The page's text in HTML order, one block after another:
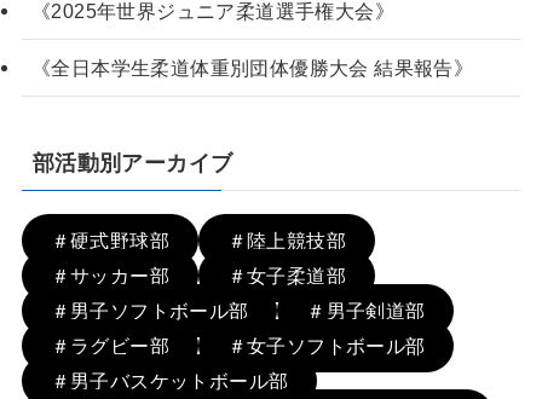
《2025年世界ジュニア柔道選手権大会》
《全日本学生柔道体重別団体優勝大会 結果報告》
部活動別アーカイブ
＃硬式野球部
＃陸上競技部
＃サッカー部
＃女子柔道部
＃男子ソフトボール部
＃男子剣道部
＃ラグビー部
＃女子ソフトボール部
＃男子バスケットボール部